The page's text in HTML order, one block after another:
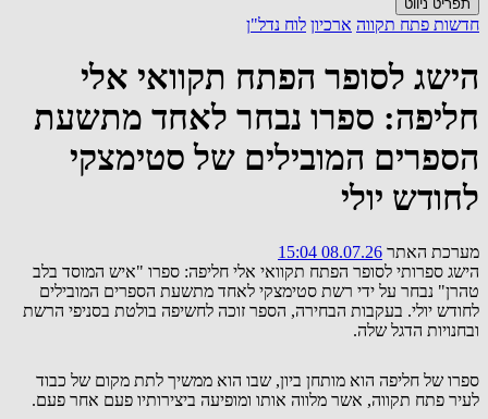
תפריט ניווט
חדשות פתח תקווה ארכיון לוח נדל"ן
הישג לסופר הפתח תקוואי אלי
חליפה: ספרו נבחר לאחד מתשעת
הספרים המובילים של סטימצקי
לחודש יולי
מערכת האתר 08.07.26 15:04
הישג ספרותי לסופר הפתח תקוואי אלי חליפה: ספרו "איש המוסד בלב
טהרן" נבחר על ידי רשת סטימצקי לאחד מתשעת הספרים המובילים
לחודש יולי. בעקבות הבחירה, הספר זוכה לחשיפה בולטת בסניפי הרשת
ובחנויות הדגל שלה.
ספרו של חליפה הוא מותחן ביון, שבו הוא ממשיך לתת מקום של כבוד
לעיר פתח תקווה, אשר מלווה אותו ומופיעה ביצירותיו פעם אחר פעם.